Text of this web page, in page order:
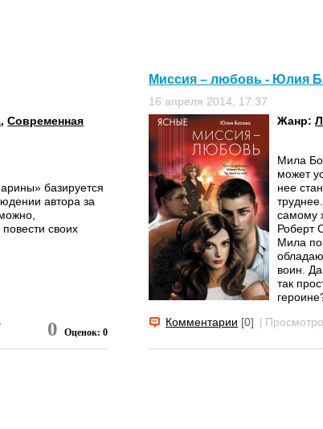
,Современная
базируется
автора за
своих
0 Оценок: 0
Миссия – любовь - Юлия
16 апреля 2014, 17:37
Жанр:
Мила
может
нее
самому
Роберт
Мила
воин.
так
Комментарии [0] |